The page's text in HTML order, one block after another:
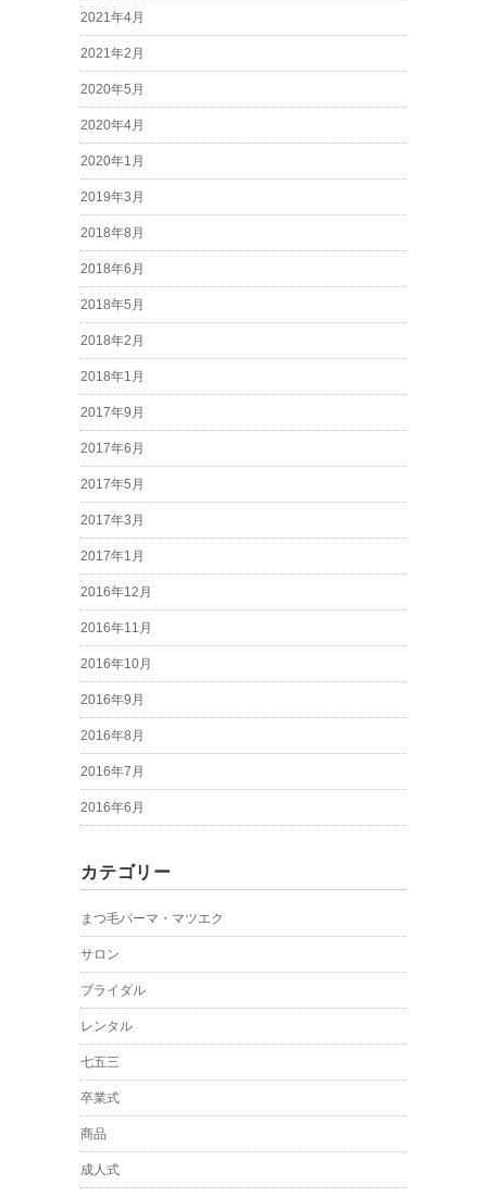
2021年4月
2021年2月
2020年5月
2020年4月
2020年1月
2019年3月
2018年8月
2018年6月
2018年5月
2018年2月
2018年1月
2017年9月
2017年6月
2017年5月
2017年3月
2017年1月
2016年12月
2016年11月
2016年10月
2016年9月
2016年8月
2016年7月
2016年6月
カテゴリー
まつ毛パーマ・マツエク
サロン
ブライダル
レンタル
七五三
卒業式
商品
成人式